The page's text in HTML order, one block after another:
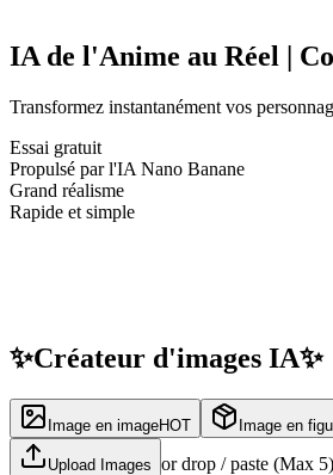
IA de l'Anime au Réel |
Transformez instantanément vos
Essai gratuit
Propulsé par l'IA Nano Banane
Grand réalisme
Rapide et simple
✨Créateur d'images IA✨
Image en imageHOT Image en
Upload Images or drop / paste (Max 5)